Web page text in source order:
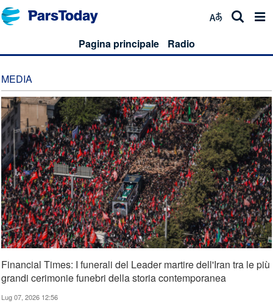
Pagina principale Radio
MEDIA
Financial Times: I funerali del Leader martire dell'Iran tra le più
grandi cerimonie funebri della storia contemporanea
Lug 07, 2026 12:56